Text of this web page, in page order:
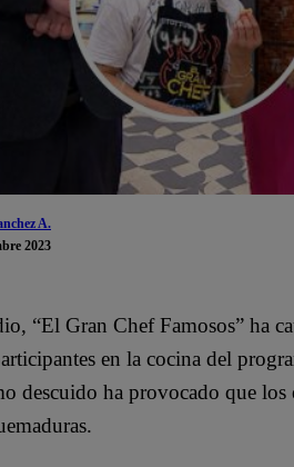
A.
2023
“El Gran Chef Famosos” ha
en la cocina del
descuido ha provocado que los